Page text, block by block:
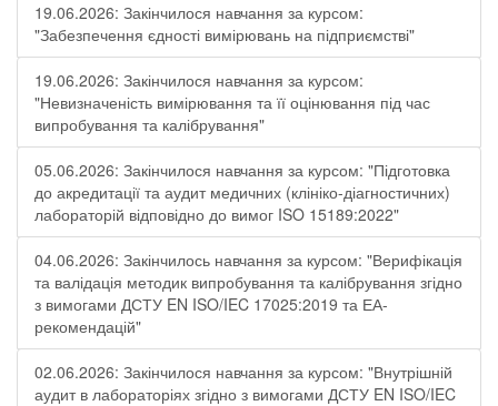
19.06.2026: Закінчилося навчання за курсом:
"Забезпечення єдності вимірювань на підприємстві"
19.06.2026: Закінчилося навчання за курсом:
"Невизначеність вимірювання та її оцінювання під час
випробування та калібрування"
05.06.2026: Закінчилося навчання за курсом: "Підготовка
до акредитації та аудит медичних (клініко-діагностичних)
лабораторій відповідно до вимог ISO 15189:2022"
04.06.2026: Закінчилось навчання за курсом: "Верифікація
та валідація методик випробування та калібрування згідно
з вимогами ДСТУ EN ISO/IEC 17025:2019 та ЕА-
рекомендацій"
02.06.2026: Закінчилося навчання за курсом: "Внутрішній
аудит в лабораторіях згідно з вимогами ДСТУ EN ISO/IEC